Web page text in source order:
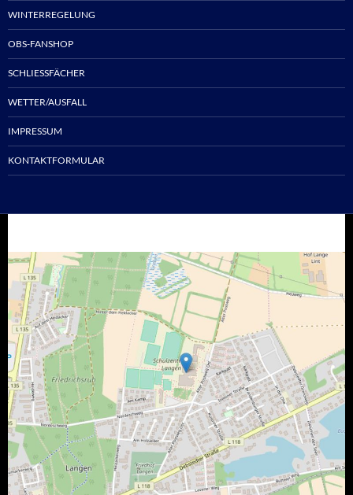
WINTERREGELUNG
OBS-FANSHOP
SCHLIESSFÄCHER
WETTER/AUSFALL
IMPRESSUM
KONTAKTFORMULAR